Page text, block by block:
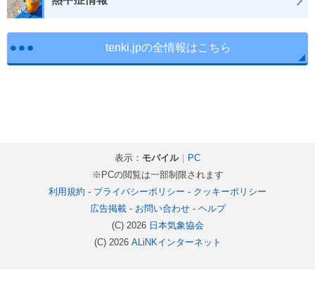
tenki.jpの全情報はこちら
表示： モバイル｜
PC
※PCの閲覧は一部制限されます
利用規約 - プライバシーポリシー - クッキーポリシー
広告掲載- お問い合わせ- ヘルプ
(C) 2026 日本気象協会
(C) 2026 ALiNKインターネット